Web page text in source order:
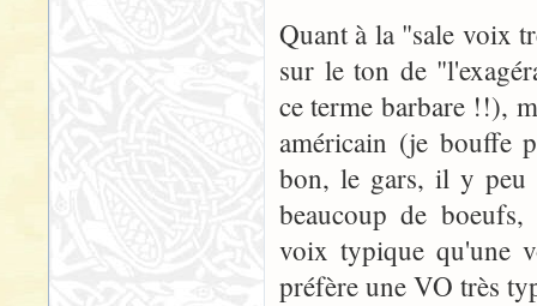
Quant à la "sale voix
sur le ton de
ce terme barbare !!),
américain (je bouffe
bon, le gars, il y peu
beaucoup de boeufs,
voix typique qu'une
préfère une VO très